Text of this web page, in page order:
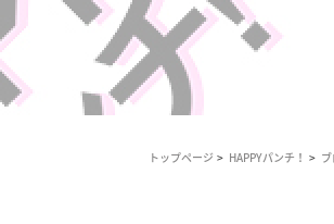
トップページ HAPPYパンチ！